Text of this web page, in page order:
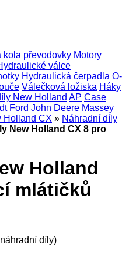
kola převodovky Motory
válce
Hydraulická čerpadla O-
Válečková ložiska Háky
New Holland AP Case
Ford John Deere Massey
Holland CX » Náhradní díly
New Holland CX 8 pro
Holland
mlátičků
díly)